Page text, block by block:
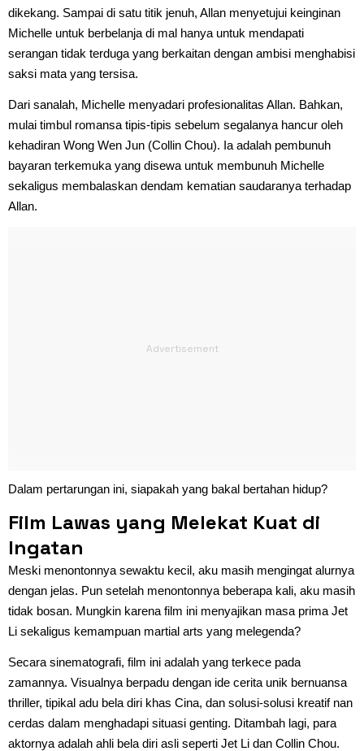
dikekang. Sampai di satu titik jenuh, Allan menyetujui keinginan
Michelle untuk berbelanja di mal hanya untuk mendapati
serangan tidak terduga yang berkaitan dengan ambisi menghabisi
saksi mata yang tersisa.
Dari sanalah, Michelle menyadari profesionalitas Allan. Bahkan,
mulai timbul romansa tipis-tipis sebelum segalanya hancur oleh
kehadiran Wong Wen Jun (Collin Chou). Ia adalah pembunuh
bayaran terkemuka yang disewa untuk membunuh Michelle
sekaligus membalaskan dendam kematian saudaranya terhadap
Allan.
Dalam pertarungan ini, siapakah yang bakal bertahan hidup?
Film Lawas yang Melekat Kuat di
Ingatan
Meski menontonnya sewaktu kecil, aku masih mengingat alurnya
dengan jelas. Pun setelah menontonnya beberapa kali, aku masih
tidak bosan. Mungkin karena film ini menyajikan masa prima Jet
Li sekaligus kemampuan martial arts yang melegenda?
Secara sinematografi, film ini adalah yang terkece pada
zamannya. Visualnya berpadu dengan ide cerita unik bernuansa
thriller, tipikal adu bela diri khas Cina, dan solusi-solusi kreatif nan
cerdas dalam menghadapi situasi genting. Ditambah lagi, para
aktornya adalah ahli bela diri asli seperti Jet Li dan Collin Chou.